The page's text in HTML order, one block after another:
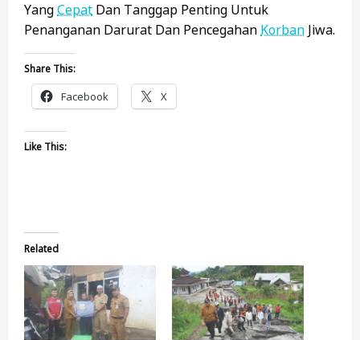
YangCepat Dan Tanggap Penting Untuk
Penanganan Darurat Dan Pencegahan Korban Jiwa.
Share This:
Facebook X
Like This:
Related